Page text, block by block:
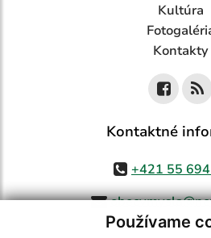
Používame
Kultúra
Kontakty
Kontaktné
+421 55